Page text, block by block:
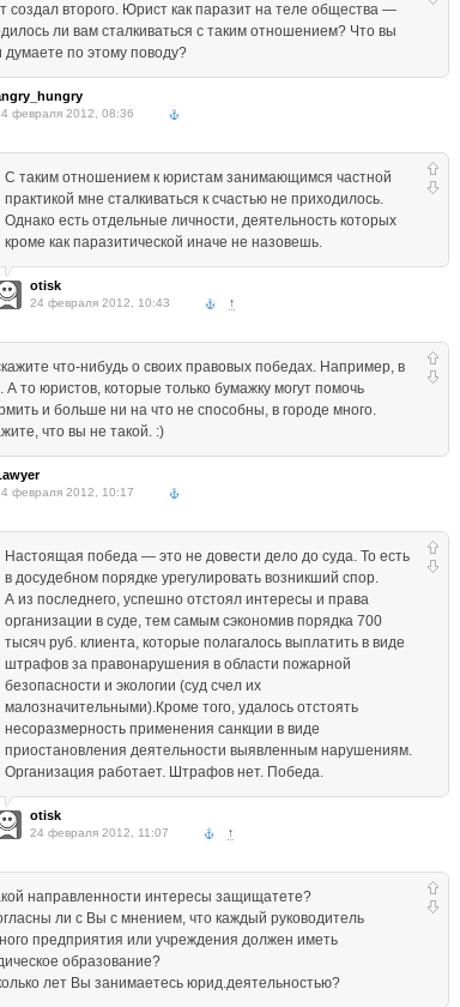
создал второго. Юрист как паразит на теле общества —
ли вам сталкиваться с таким отношением? Что вы
думаете по этому поводу?
февраля 2012, 08:36
С таким отношением к юристам занимающимся частной
практикой мне сталкиваться к счастью не приходилось.
Однако есть отдельные личности, деятельность которых
кроме как паразитической иначе не назовешь.
otisk
24 февраля 2012, 10:43 ↑
что-нибудь о своих правовых победах. Например, в
А то юристов, которые только бумажку могут помочь
и больше ни на что не способны, в городе много.
что вы не такой. :)
февраля 2012, 10:17
Настоящая победа — это не довести дело до суда. То есть
в досудебном порядке урегулировать возникший спор.
А из последнего, успешно отстоял интересы и права
организации в суде, тем самым сэкономив порядка 700
тысяч руб. клиента, которые полагалось выплатить в виде
штрафов за правонарушения в области пожарной
безопасности и экологии (суд счел их
малозначительными).Кроме того, удалось отстоять
несоразмерность применения санкции в виде
приостановления деятельности выявленным нарушениям.
Организация работает. Штрафов нет. Победа.
otisk
24 февраля 2012, 11:07 ↑
направленности интересы защищатете?
ли с Вы с мнением, что каждый руководитель
предприятия или учреждения должен иметь
образование?
лет Вы занимаетесь юрид.деятельностью?